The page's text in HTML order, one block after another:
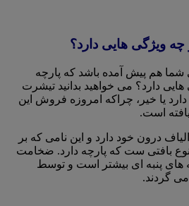
ویژگی هایی دارد؟
هم پیش آمده باشد که پارچه
دارد؟ می خواهید بدانید تیشرت
یا خیر، چراکه امروزه فروش این
است.
درون خود دارد و این نامی که بر
نوع بافتی ست که پارچه دارد. ضخامت
های پنبه ای بیشتر است و توسط
گردند.